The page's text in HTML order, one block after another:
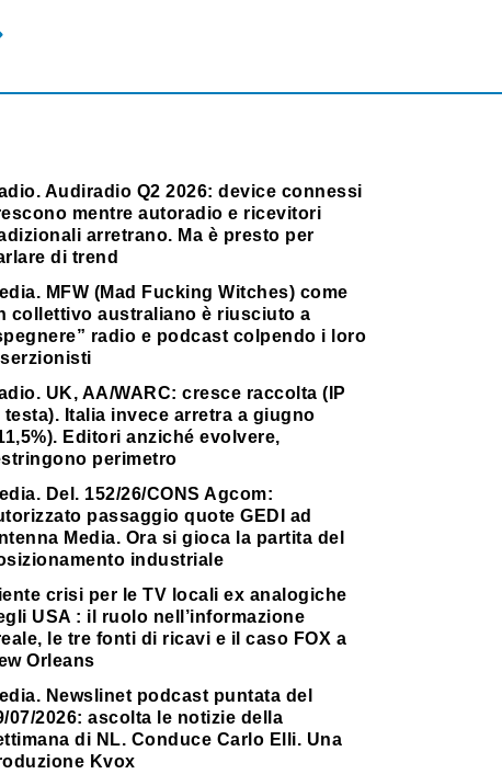
Audiradio Q2 2026: device connessi
mentre autoradio e ricevitori
arretrano. Ma è presto per
di trend
MFW (Mad Fucking Witches) come
collettivo australiano è riusciuto a
radio e podcast colpendo i loro
UK, AA/WARC: cresce raccolta (IP
testa). Italia invece arretra a giugno
Editori anziché evolvere,
perimetro
Del. 152/26/CONS Agcom:
passaggio quote GEDI ad
Media. Ora si gioca la partita del
industriale
crisi per le TV locali ex analogiche
USA : il ruolo nell’informazione
le tre fonti di ricavi e il caso FOX a
Orleans
Newslinet podcast puntata del
07/2026: ascolta le notizie della
di NL. Conduce Carlo Elli. Una
Kvox